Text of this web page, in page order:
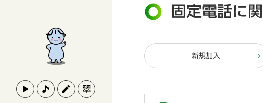
固定電話に
新規加入